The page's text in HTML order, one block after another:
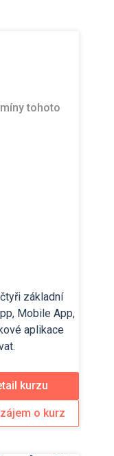
tohoto
základní
Mobile App,
aplikace
kurzu
o kurz